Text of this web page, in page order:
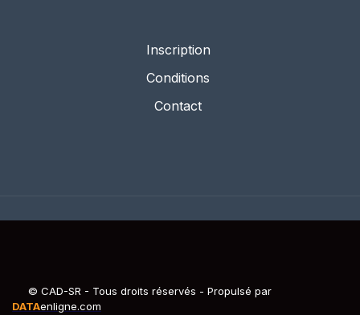
Inscription
Conditions
Contact
© CAD-SR - Tous droits réservés - Propulsé par
DATAenligne.com